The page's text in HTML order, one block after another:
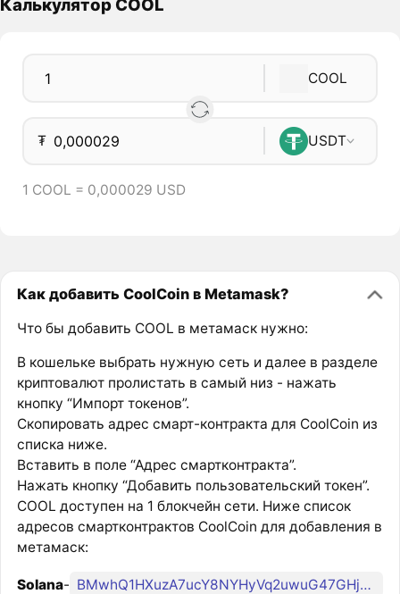
Калькулятор COOL
COOL
₮ USDT
1 COOL = 0,000029 USD
Как добавить CoolCoin в Metamask?
Что бы добавить COOL в метамаск нужно:
В кошельке выбрать нужную сеть и далее в разделе
криптовалют пролистать в самый низ - нажать
кнопку “Импорт токенов”.
Скопировать адрес смарт-контракта для CoolCoin из
списка ниже.
Вставить в поле “Адрес смартконтракта”.
Нажать кнопку “Добавить пользовательский токен”.
COOL доступен на 1 блокчейн сети. Ниже список
адресов смартконтрактов CoolCoin для добавления в
метамаск:
Solana- BMwhQ1HXuzA7ucY8NYHyVq2uwuG47GHj1dNP6xJdoPzD